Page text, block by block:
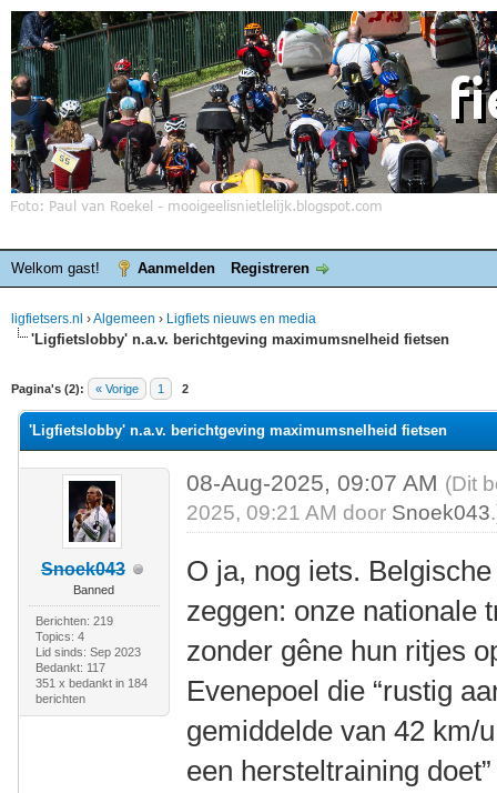
Welkom gast! Aanmelden Registreren
ligfietsers.nl ›Algemeen › Ligfiets nieuws en media
'Ligfietslobby' n.a.v. berichtgeving maximumsnelheid fietsen
Pagina's (2): « Vorige 1 2
waardering is 0
'Ligfietslobby' n.a.v. berichtgeving maximumsnelheid fietsen
Snoek043
Banned
Berichten: 219
Topics: 4
Lid sinds: Sep 2023
Bedankt: 117
351 x bedankt in 184
berichten
08-Aug-2025, 09:07 AM (Dit
2025, 09:21 AM door Snoek043
O ja, nog iets.
zeggen: onze nationale
zonder gêne hun ritjes
Evenepoel die “rustig
gemiddelde van 42 km/
een hersteltraining